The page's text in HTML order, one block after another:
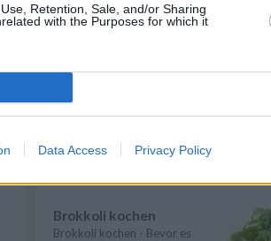
Retention, Sale, and/or Sharing
with the Purposes for which it
Data Access Privacy Policy
Gemüsesorten und ... » mehr
paar einfache Tipps & Tricks
Gesund kochen - Mit
Brokkoli kochen
Brokkoli kochen - Bevor es